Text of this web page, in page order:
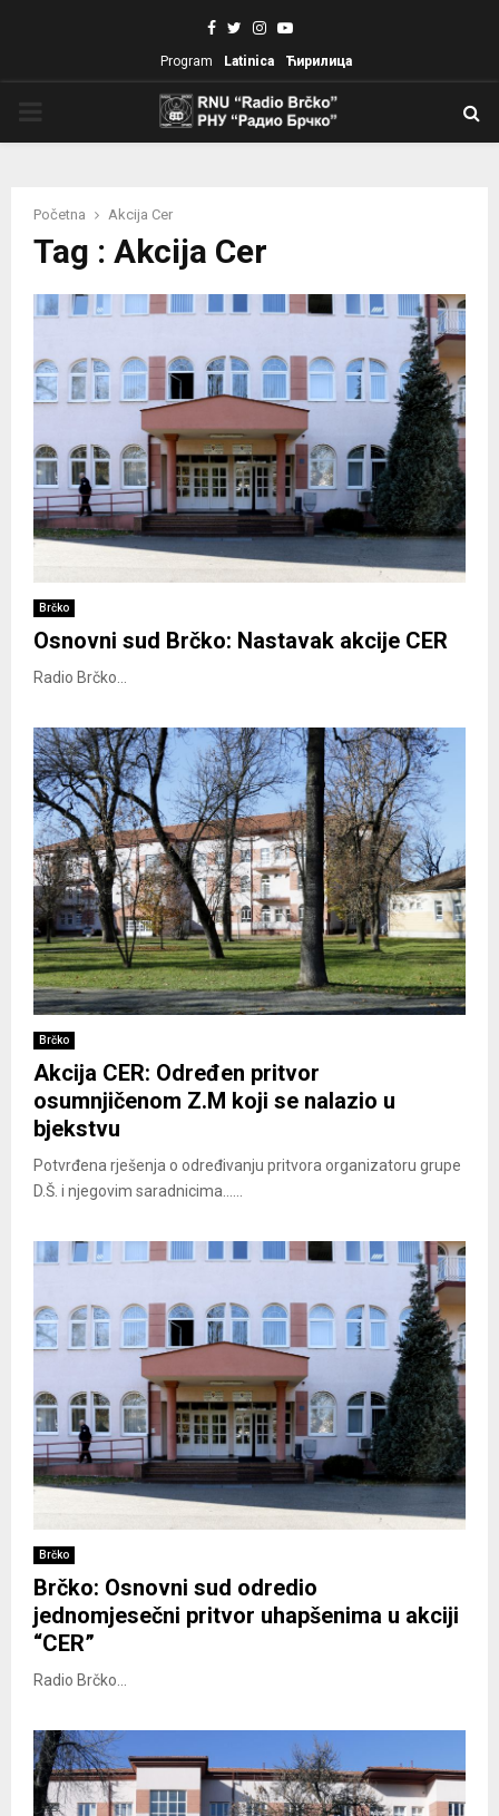
Facebook
TwitterInstagram
Youtube
Program Latinica Ћирилица
Početna Akcija Cer
Tag : Akcija Cer
Brčko
Osnovni sud Brčko: Nastavak akcije CER
Radio Brčko...
Brčko
Akcija CER: Određen pritvor
osumnjičenom Z.M koji se nalazio u
bjekstvu
Potvrđena rješenja o određivanju pritvora organizatoru grupe
D.Š. i njegovim saradnicima......
Brčko
Brčko: Osnovni sud odredio
jednomjesečni pritvor uhapšenima u akciji
“CER”
Radio Brčko...